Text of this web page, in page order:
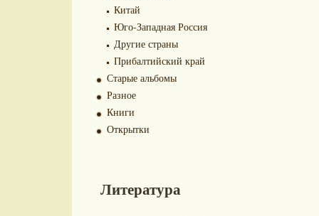
Китай
Юго-Западная Россия
Другие страны
Прибалтийский край
Старые альбомы
Разное
Книги
Открытки
Литература